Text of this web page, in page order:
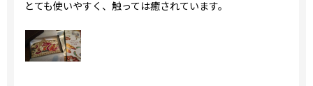
とても使いやすく、触っては癒されています。